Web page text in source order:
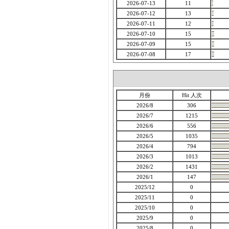
2026-07-13
11
2026-07-12
13
2026-07-11
12
2026-07-10
15
2026-07-09
15
2026-07-08
17
月份 Hit 人次
2026/8
306
2026/7
1215
2026/6
556
2026/5
1035
2026/4
794
2026/3
1013
2026/2
1431
2026/1
147
2025/12
0
2025/11
0
2025/10
0
2025/9
0